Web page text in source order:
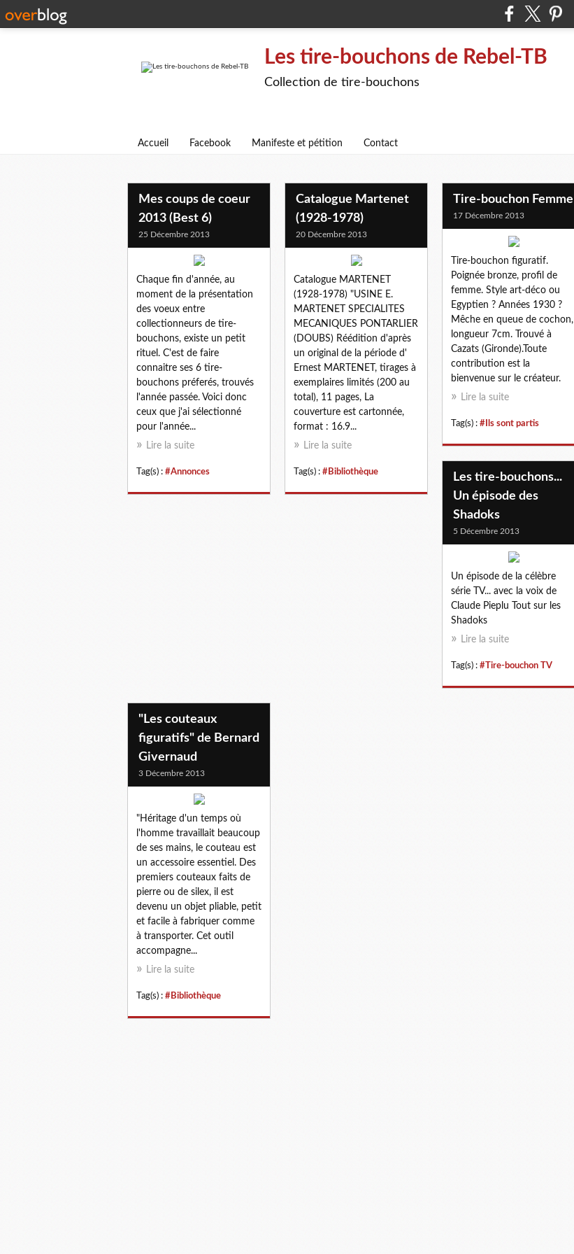
Les tire-bouchons de Rebel-TB
Collection de tire-bouchons
Accueil Facebook Manifeste et pétition Contact
Mes coups de coeur
2013 (Best 6)
25 Décembre 2013
Chaque fin d'année, au
moment de la présentation
des voeux entre
collectionneurs de tire-
bouchons, existe un petit
rituel. C'est de faire
connaitre ses 6 tire-
bouchons préferés, trouvés
l'année passée. Voici donc
ceux que j'ai sélectionné
pour l'année...
Lire la suite
Tag(s) : #Annonces
Catalogue Martenet
(1928-1978)
20 Décembre 2013
Catalogue MARTENET
(1928-1978) "USINE E.
MARTENET SPECIALITES
MECANIQUES PONTARLIER
(DOUBS) Réédition d'après
un original de la période d'
Ernest MARTENET, tirages à
exemplaires limités (200 au
total), 11 pages, La
couverture est cartonnée,
format : 16.9...
Lire la suite
Tag(s) : #Bibliothèque
Tire-bouchon Femme
17 Décembre 2013
Tire-bouchon figuratif.
Poignée bronze, profil de
femme. Style art-déco ou
Egyptien ? Années 1930 ?
Mêche en queue de cochon,
longueur 7cm. Trouvé à
Cazats (Gironde).Toute
contribution est la
bienvenue sur le créateur.
Lire la suite
Tag(s) : #Ils sont partis
Les tire-bouchons...
Un épisode des
Shadoks
5 Décembre 2013
Un épisode de la célèbre
série TV... avec la voix de
Claude Pieplu Tout sur les
Shadoks
Lire la suite
Tag(s) : #Tire-bouchon TV
"Les couteaux
figuratifs" de Bernard
Givernaud
3 Décembre 2013
"Héritage d'un temps où
l'homme travaillait beaucoup
de ses mains, le couteau est
un accessoire essentiel. Des
premiers couteaux faits de
pierre ou de silex, il est
devenu un objet pliable, petit
et facile à fabriquer comme
à transporter. Cet outil
accompagne...
Lire la suite
Tag(s) : #Bibliothèque